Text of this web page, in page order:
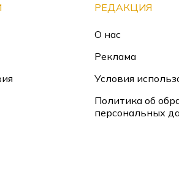
РЕДАКЦИЯ
О нас
Реклама
Условия
Политика об
персональных